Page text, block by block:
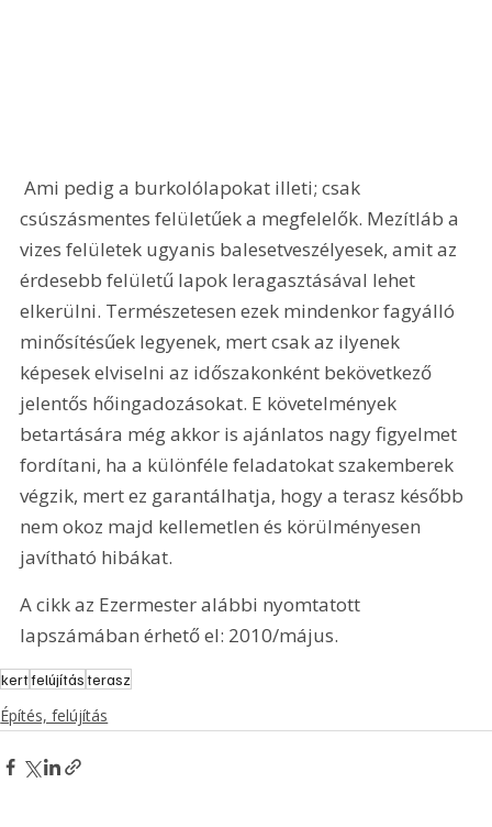
Ami pedig a burkolólapokat illeti; csak
csúszásmentes felületűek a megfelelők. Mezítláb a
vizes felületek ugyanis balesetveszélyesek, amit az
érdesebb felületű lapok leragasztásával lehet
elkerülni. Természetesen ezek mindenkor fagyálló
minősítésűek legyenek, mert csak az ilyenek
képesek elviselni az időszakonként bekövetkező
jelentős hőingadozásokat. E követelmények
betartására még akkor is ajánlatos nagy figyelmet
fordítani, ha a különféle feladatokat szakemberek
végzik, mert ez garantálhatja, hogy a terasz később
nem okoz majd kellemetlen és körülményesen
javítható hibákat.
A cikk az Ezermester alábbi nyomtatott
lapszámában érhető el: 2010/május.
kertfelújításterasz
Építés, felújítás